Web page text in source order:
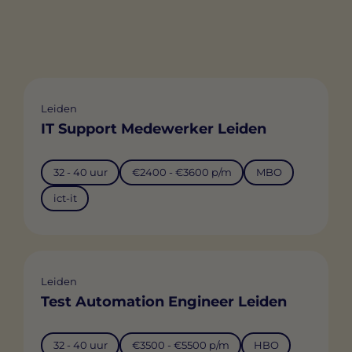
Leiden
IT Support Medewerker Leiden
32 - 40 uur €2400 - €3600 p/m MBO
ict-it
Leiden
Test Automation Engineer Leiden
32 - 40 uur €3500 - €5500 p/m HBO